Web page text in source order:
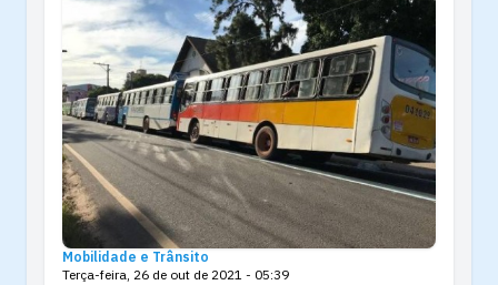
Mobilidade e Trânsito
Terça-feira, 26 de out de 2021 - 05:39